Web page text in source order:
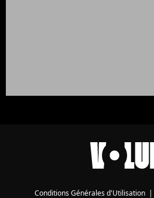
Conditions Générales d'Utilisation |